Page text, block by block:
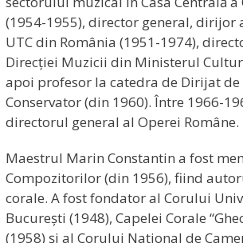
(1954-1955), director general, dirijor
UTC din România (1951-1974),
Direcției Muzicii din Ministerul
apoi profesor la catedra de Dirijat de
Conservator (din 1960). Între 1966-
directorul general al Operei Române.
Maestrul Marin Constantin a fost
Compozitorilor (din 1956), fiind
corale. A fost fondator al Corului
București (1948), Capelei Corale
(1958) și al Corului Național de